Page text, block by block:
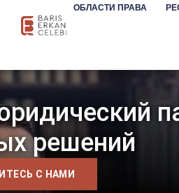
ОБЛАСТИ ПРАВА
решений
С НАМИ